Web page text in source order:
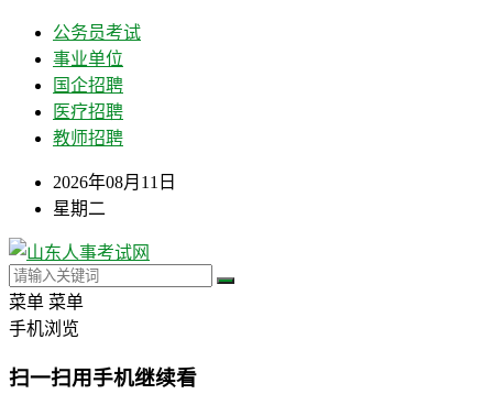
公务员考试
事业单位
国企招聘
医疗招聘
教师招聘
2026年08月11日
星期二
菜单 菜单
手机浏览
扫一扫用手机继续看